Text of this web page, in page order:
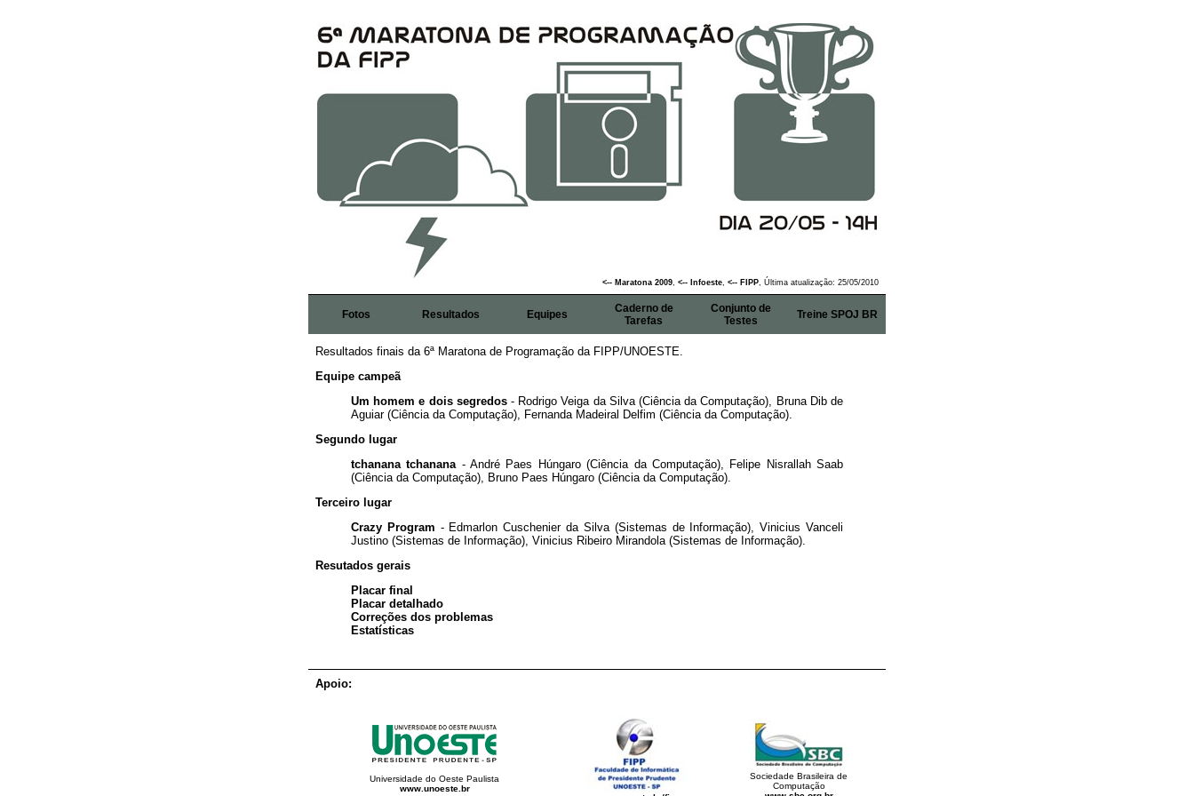
<-- Maratona 2009, <-- Infoeste, <-- FIPP, Última atualização: 25/05/2010
Fotos Resultados Equipes
Caderno de
Tarefas
Conjunto de
Testes
Treine SPOJ BR
Resultados finais da 6ª Maratona de Programação da FIPP/UNOESTE.
Equipe campeã
Um homem e dois segredos- Rodrigo Veiga da Silva (Ciência da Computação), Bruna Dib de
Aguiar (Ciência da Computação), Fernanda Madeiral Delfim (Ciência da Computação).
Segundo lugar
tchanana tchanana- André Paes Húngaro (Ciência da Computação), Felipe Nisrallah Saab
(Ciência da Computação), Bruno Paes Húngaro (Ciência da Computação).
Terceiro lugar
Crazy Program - Edmarlon Cuschenier da Silva (Sistemas de Informação), Vinicius Vanceli
Justino (Sistemas de Informação), Vinicius Ribeiro Mirandola (Sistemas de Informação).
Resutados gerais
Placar final
Placar detalhado
Correções dos problemas
Estatísticas
Apoio:
Universidade do Oeste Paulista
www.unoeste.br
Sociedade Brasileira de
Computação